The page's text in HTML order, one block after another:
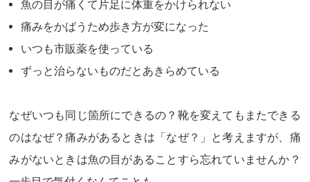
魚の目が痛くて片足に体重をかけられない
痛みをかばうため歩き方が変になった
いつも市販薬を使っている
ずっと治らないものだとあきらめている
なぜいつも同じ箇所にできるの？靴を変えてもまたできる
のはなぜ？痛みがあるときは「なぜ？」と考えますが、痛
みがないときは魚の目があることすら忘れていませんか？